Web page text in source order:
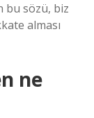
bu sözü, biz
alması
ne